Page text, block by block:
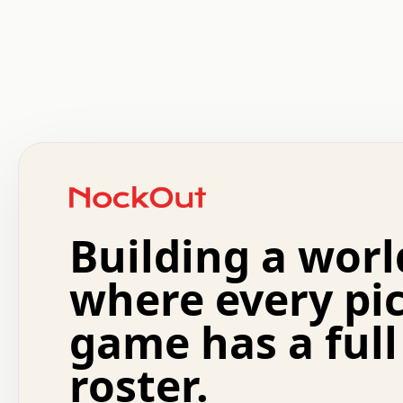
.   +   .   .   o   .   .   .   .   .   .   :   .
.   .   .   o   .   .   .   .   .   .   .   .   x   .
.   .   .   .   +   .   .   .   .   .   .   .   +
.   :   .   .   .   .   .   .   .   .   o   .   .
.   .   .   x   .   .   .   .   .   .   :   .   .   o
.   .   .   .   :   .   .   .   .   o   .   .   .
+   .   .   :   .   .   .   .   .   .   .   .   .
.   .   .   .   .   .   .   :   .   .   .   .   .
.   .   .   .   .   .   .   +   .   .   x   .   .
.   .   .   .   .   :   +   .   .   .   .   .   o
Building a
where every
game has a full
roster.